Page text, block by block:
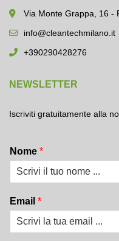
Via Monte Grappa, 16 -
info@cleantechmilano.it
+390290428276
NEWSLETTER
Iscriviti gratuitamente alla
Nome *
Email *